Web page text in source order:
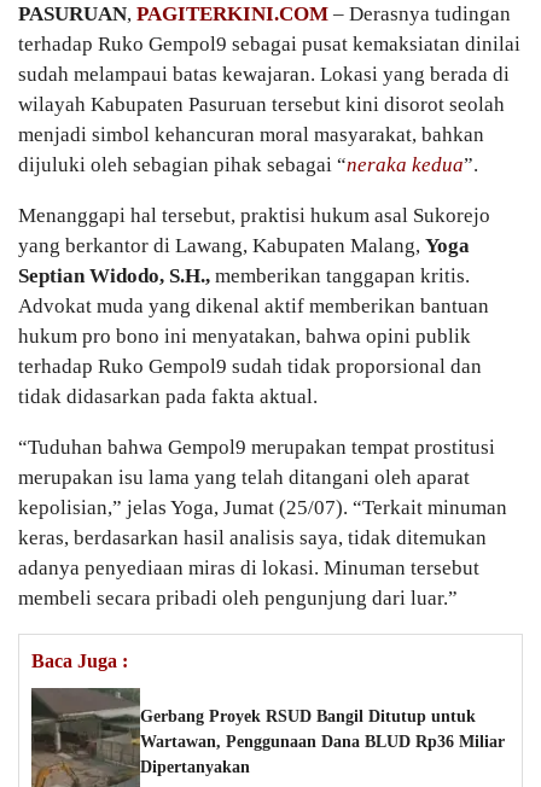
PASURUAN, PAGITERKINI.COM – Derasnya tudingan
terhadap Ruko Gempol9 sebagai pusat kemaksiatan dinilai
sudah melampaui batas kewajaran. Lokasi yang berada di
wilayah Kabupaten Pasuruan tersebut kini disorot seolah
menjadi simbol kehancuran moral masyarakat, bahkan
dijuluki oleh sebagian pihak sebagai “neraka kedua”.
Menanggapi hal tersebut, praktisi hukum asal Sukorejo
yang berkantor di Lawang, Kabupaten Malang, Yoga
Septian Widodo, S.H., memberikan tanggapan kritis.
Advokat muda yang dikenal aktif memberikan bantuan
hukum pro bono ini menyatakan, bahwa opini publik
terhadap Ruko Gempol9 sudah tidak proporsional dan
tidak didasarkan pada fakta aktual.
“Tuduhan bahwa Gempol9 merupakan tempat prostitusi
merupakan isu lama yang telah ditangani oleh aparat
kepolisian,” jelas Yoga, Jumat (25/07). “Terkait minuman
keras, berdasarkan hasil analisis saya, tidak ditemukan
adanya penyediaan miras di lokasi. Minuman tersebut
membeli secara pribadi oleh pengunjung dari luar.”
Baca Juga :
Gerbang Proyek RSUD Bangil Ditutup untuk
Wartawan, Penggunaan Dana BLUD Rp36 Miliar
Dipertanyakan